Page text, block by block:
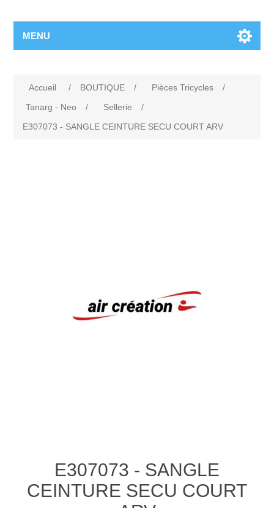
MENU
Accueil / BOUTIQUE / Pièces Tricycles
/
Tanarg - Neo
/ Sellerie
/
E307073 - SANGLE CEINTURE SECU COURT ARV
E307073 - SANGLE
CEINTURE SECU COURT